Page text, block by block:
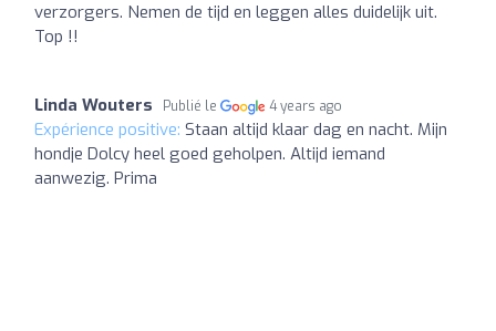
verzorgers. Nemen de tijd en leggen alles duidelijk uit.
Top !!
Linda Wouters Publié le 4 years ago
Expérience positive: Staan altijd klaar dag en nacht. Mijn
hondje Dolcy heel goed geholpen. Altijd iemand
aanwezig. Prima